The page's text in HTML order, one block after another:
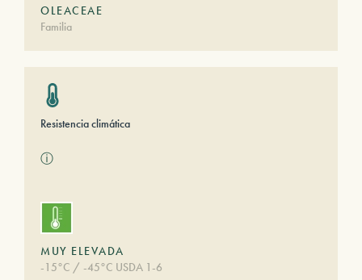
OLEACEAE
Familia
Resistencia climática
ⓘ
MUY ELEVADA
-15°C / -45°C USDA 1-6